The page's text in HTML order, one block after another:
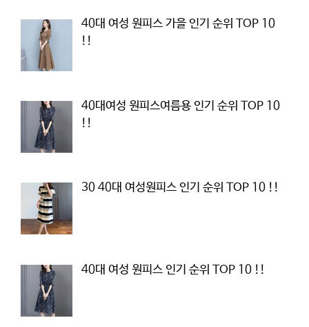
40대 여성 원피스 가을 인기 순위 TOP 10
!!
40대여성 원피스여름용 인기 순위 TOP 10
!!
30 40대 여성원피스 인기 순위 TOP 10 !!
40대 여성 원피스 인기 순위 TOP 10 !!